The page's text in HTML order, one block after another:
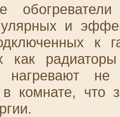
и
к
как
нагревают
комнате, что